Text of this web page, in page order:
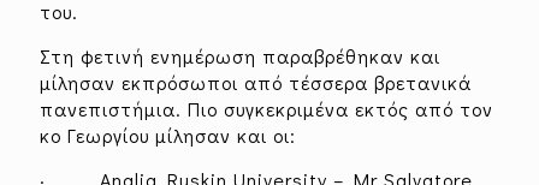
του.
Στη φετινή ενημέρωση παραβρέθηκαν και
μίλησαν εκπρόσωποι από τέσσερα βρετανικά
πανεπιστήμια. Πιο συγκεκριμένα εκτός από τον
κο Γεωργίου μίλησαν και οι:
· Anglia Ruskin University – Mr Salvatore